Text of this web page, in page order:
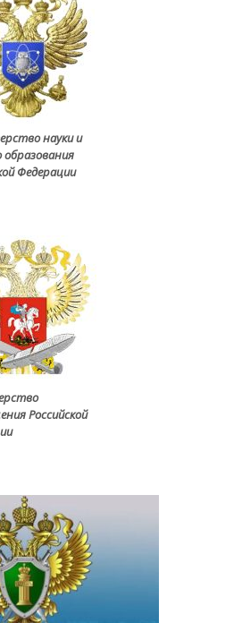
науки и
Федерации
Российской